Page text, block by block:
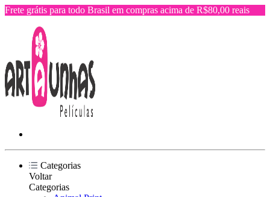
Frete grátis para todo Brasil em compras acima de R$80,00 reais
Categorias
Voltar
Categorias